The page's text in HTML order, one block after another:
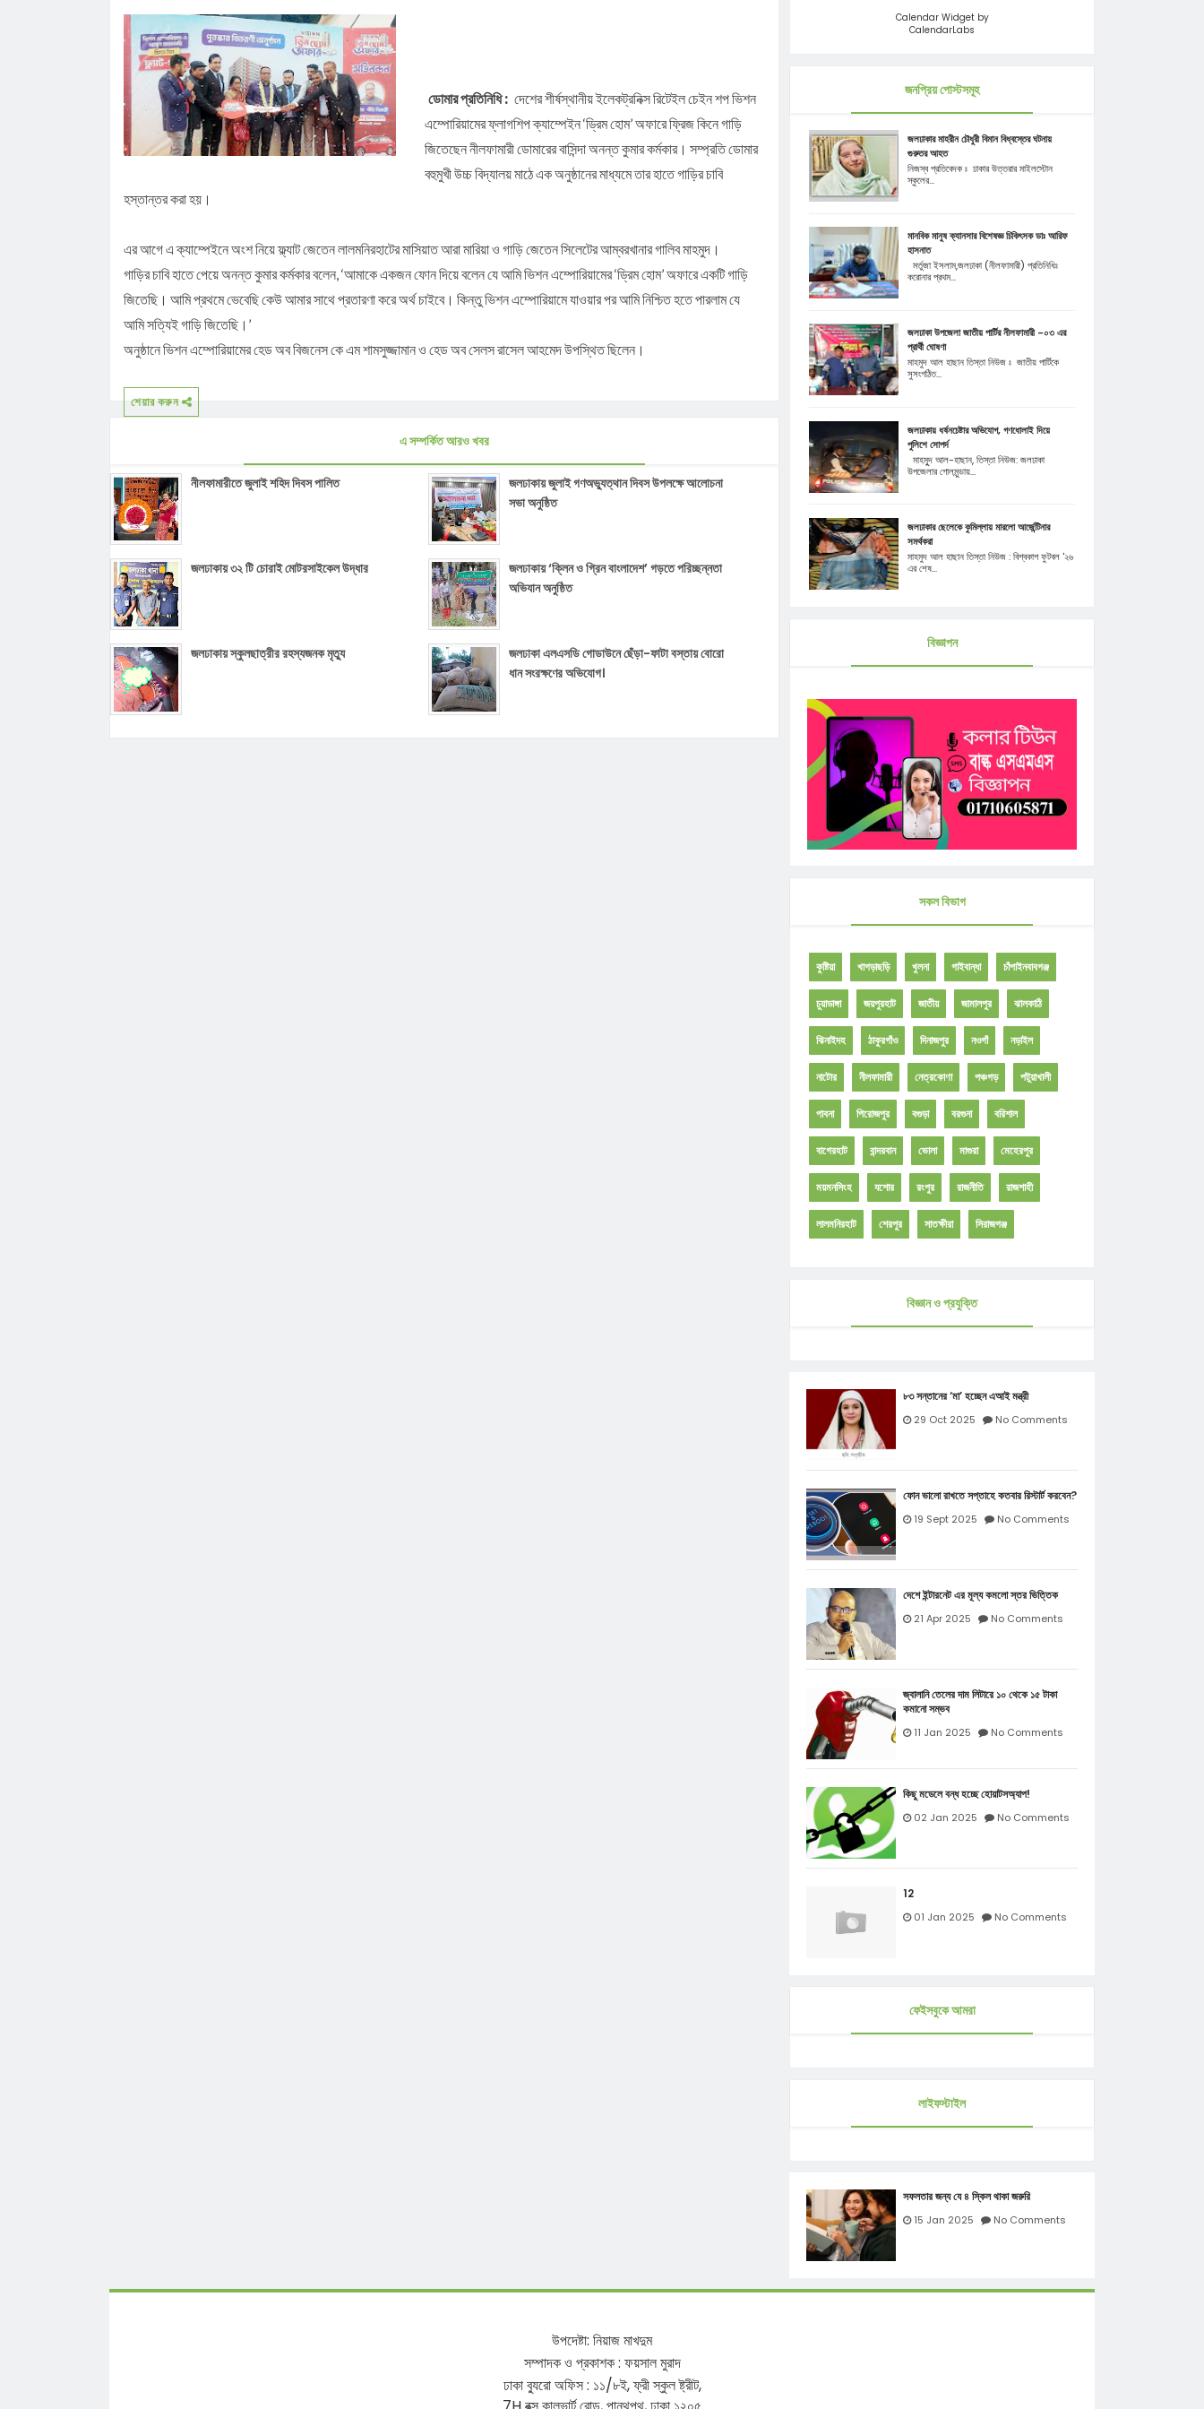
পা ভেঙে দেওয়া হবে
আগস্ট মাসের জন্য জ্বালানি তেলের দাম নির্ধারণ করলো সরকার
জলঢাকায় স্কুলছাত্রীর রহস্যজনক মৃত্যু
নবম পে স্কেল সরকারি কর্মকর্তা-কর্মচারীদের সুখবর দিলেন অর্থমন্ত্রী
কাজিদের আয় ১৪৪০ কোটি, সরকারের কোষাগারে নেই ১ শতাংশও
শাপলা চত্বর ‘গণহত্যা’ মামলায় লতিফ সিদ্দিকী গ্রেপ্তার
ইউএনওকে অবরুদ্ধ
ডোমার প্রতিনিধি : দেশের শীর্ষস্থানীয় ইলেকট্রনিক্স রিটেইল চেইন শপ ভিশন
এম্পোরিয়ামের ফ্লাগশিপ ক্যাম্পেইন ‘ড্রিম হোম’ অফারে ফ্রিজ কিনে গাড়ি
জিতেছেন নীলফামারী ডোমারের বাসিন্দা অনন্ত কুমার কর্মকার। সম্প্রতি ডোমার
বহুমুখী উচ্চ বিদ্যালয় মাঠে এক অনুষ্ঠানের মাধ্যমে তার হাতে গাড়ির চাবি
হস্তান্তর করা হয়।
এর আগে এ ক্যাম্পেইনে অংশ নিয়ে ফ্ল্যাট জেতেন লালমনিরহাটের মাসিয়াত আরা মারিয়া ও গাড়ি জেতেন সিলেটের আম্বরখানার গালিব মাহমুদ।
গাড়ির চাবি হাতে পেয়ে অনন্ত কুমার কর্মকার বলেন, ‘আমাকে একজন ফোন দিয়ে বলেন যে আমি ভিশন এম্পোরিয়ামের ‘ড্রিম হোম’ অফারে একটি গাড়ি
জিতেছি। আমি প্রথমে ভেবেছি কেউ আমার সাথে প্রতারণা করে অর্থ চাইবে। কিন্তু ভিশন এম্পোরিয়ামে যাওয়ার পর আমি নিশ্চিত হতে পারলাম যে
আমি সত্যিই গাড়ি জিতেছি।’
অনুষ্ঠানে ভিশন এম্পোরিয়ামের হেড অব বিজনেস কে এম শামসুজ্জামান ও হেড অব সেলস রাসেল আহমেদ উপস্থিত ছিলেন।
শেয়ার করুন
এ সম্পর্কিত আরও খবর
নীলফামারীতে জুলাই শহিদ দিবস পালিত
জলঢাকায় জুলাই গণঅভ্যুত্থান দিবস উপলক্ষে আলোচনা
সভা অনুষ্ঠিত
জলঢাকায় ৩২ টি চোরাই মোটরসাইকেল উদ্ধার
জলঢাকায় ‘ক্লিন ও গ্রিন বাংলাদেশ’ গড়তে পরিচ্ছন্নতা
অভিযান অনুষ্ঠিত
জলঢাকায় স্কুলছাত্রীর রহস্যজনক মৃত্যু
জলঢাকা এলএসডি গোডাউনে ছেঁড়া-ফাটা বস্তায় বোরো
ধান সংরক্ষণের অভিযোগ।
Calendar Widget by
CalendarLabs
জনপ্রিয় পোস্টসমূহ
জলঢাকার মাহরীন চৌধুরী বিমান বিধ্বস্তের ঘটনায়
গুরুতর আহত
নিজস্ব প্রতিবেদক ঃ ঢাকার উত্তরার মাইলস্টোন
স্কুলের...
মানবিক মানুষ ক্যানসার বিশেষজ্ঞ চিকিৎসক ডাঃ আরিফ
হাসনাত
মর্তুজা ইসলাম,জলঢাকা (নীলফামারী) প্রতিনিধিঃ
করোনার প্রথম...
জলঢাকা উপজেলা জাতীয় পার্টির নীলফামারী -০৩ এর
প্রার্থী ঘোষণা
মাহমুদ আল হাছান তিস্তা নিউজ ঃ জাতীয় পার্টিকে
সুসংগঠিত...
জলঢাকায় ধর্ষনচেষ্টার অভিযোগ, গণধোলাই দিয়ে
পুলিশে সোপর্দ
মাহমুূদ আল-হাছান, তিস্তা নিউজ: জলঢাকা
উপজেলার গোলমুন্ডায়...
জলঢাকার ছেলেকে কুমিল্লায় মারলো আর্জেন্টিনার
সমর্থকরা
মাহমুদ আল হাছান তিস্তা নিউজ : বিশ্বকাপ ফুটবল '২৬
এর শেষ...
বিজ্ঞাপন
সকল বিভাগ
কুষ্টিয়া খাগড়াছড়ি খুলনা গাইবান্ধা চাঁপাইনবাবগঞ্জ
চুয়াডাঙ্গা জয়পুরহাট জাতীয় জামালপুর ঝালকাঠি
ঝিনাইদহ ঠাকুরগাঁও দিনাজপুর নওগাঁ নড়াইল
নাটোর নীলফামারী নেত্রকোণা পঞ্চগড় পটুয়াখালী
পাবনা পিরোজপুর বগুড়া বরগুনা বরিশাল
বাগেরহাট বান্দরবান ভোলা মাগুরা মেহেরপুর
ময়মনসিংহ যশোর রংপুর রাজনীতি রাজশাহী
লালমনিরহাট শেরপুর সাতক্ষীরা সিরাজগঞ্জ
বিজ্ঞান ও প্রযুক্তি
৮৩ সন্তানের ‘মা’ হচ্ছেন এআই মন্ত্রী
29 Oct 2025 No Comments
ফোন ভালো রাখতে সপ্তাহে কতবার রিস্টার্ট করবেন?
19 Sept 2025 No Comments
দেশে ইন্টারনেট এর মূল্য কমলো স্তর ভিত্তিক
21 Apr 2025 No Comments
জ্বালানি তেলের দাম লিটারে ১০ থেকে ১৫ টাকা
কমানো সম্ভব
11 Jan 2025 No Comments
কিছু মডেলে বন্ধ হচ্ছে হোয়াটসঅ্যাপ!
02 Jan 2025 No Comments
12
01 Jan 2025 No Comments
ফেইসবুকে আমরা
লাইফস্টাইল
সফলতার জন্য যে ৪ স্কিল থাকা জরুরি
15 Jan 2025 No Comments
উপদেষ্টা: নিয়াজমাখদুম
সম্পাদকও প্রকাশক: ফয়সালমুরাদ
ঢাকাব্যুরোঅফিস: ১১/৮ই,ফ্রীস্কুলষ্ট্রীট,